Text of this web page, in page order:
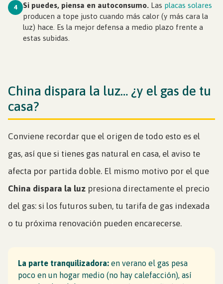
4 Si puedes, piensa en autoconsumo. Las placas solares
producen a tope justo cuando más calor (y más cara la
luz) hace. Es la mejor defensa a medio plazo frente a
estas subidas.
China dispara la luz… ¿y el gas de tu
casa?
Conviene recordar que el origen de todo esto es el
gas, así que si tienes gas natural en casa, el aviso te
afecta por partida doble. El mismo motivo por el que
China dispara la luz presiona directamente el precio
del gas: si los futuros suben, tu tarifa de gas indexada
o tu próxima renovación pueden encarecerse.
La parte tranquilizadora: en verano el gas pesa
poco en un hogar medio (no hay calefacción), así